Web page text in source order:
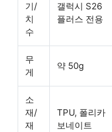
기/
치
수
갤럭시 S26
플러스 전용
무
게
약 50g
소
재/
재
TPU, 폴리카
보네이트